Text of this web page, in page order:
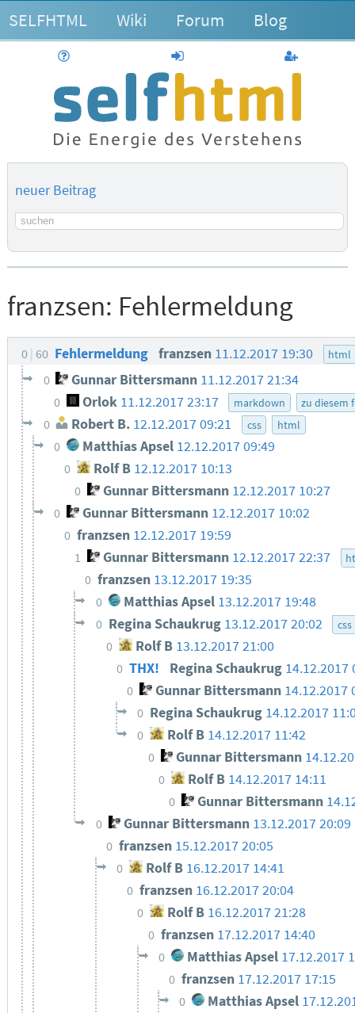
SELFHTML Wiki Forum Blog
anmelden
neuer Beitrag
Suchbegriff
franzsen: Fehlermeldung
0 60 Fehlermeldung franzsen 11.12.2017 19:30 html
0 Gunnar Bittersmann 11.12.2017 21:34
0 Orlok 11.12.2017 23:17 markdown zu diesem
0 Robert B. 12.12.2017 09:21 css html
0 Matthias Apsel 12.12.2017 09:49
0 Rolf B 12.12.2017 10:13
0 Gunnar Bittersmann 12.12.2017 10:27
0 Gunnar Bittersmann 12.12.2017 10:02
0 franzsen 12.12.2017 19:59
1 Gunnar Bittersmann 12.12.2017 22:37
0 franzsen 13.12.2017 19:35
0 Matthias Apsel 13.12.2017 19:48
0 Regina Schaukrug 13.12.2017 20:02 css
0 Rolf B 13.12.2017 21:00
0 THX! Regina Schaukrug 14.12.2017
0 Gunnar Bittersmann 14.12.2017
0 Regina Schaukrug 14.12.2017
0 Rolf B 14.12.2017 11:42
0 Gunnar Bittersmann
0 Rolf B 14.12.2017 14:11
0 Gunnar Bittersmann
0 Gunnar Bittersmann 13.12.2017 20:09
0 franzsen 15.12.2017 20:05
0 Rolf B 16.12.2017 14:41
0 franzsen 16.12.2017 20:04
0 Rolf B 16.12.2017 21:28
0 franzsen 17.12.2017 14:40
0 Matthias Apsel 17.12.2017
0 franzsen 17.12.2017 17:15
0 Matthias Apsel